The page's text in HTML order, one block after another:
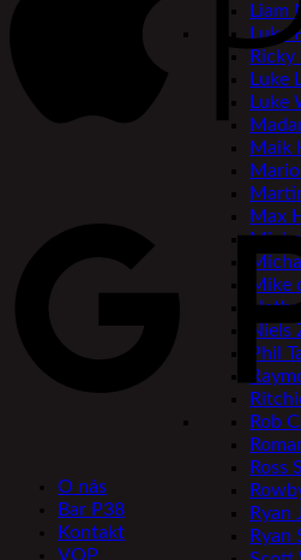
Liam
Luke
Ricky
Luke
Luke
Maik
Max
Mike
Niels
Phil
Rob
Ross
Ryan
Ryan
O nás
Bar P38
Kontakt
VOP